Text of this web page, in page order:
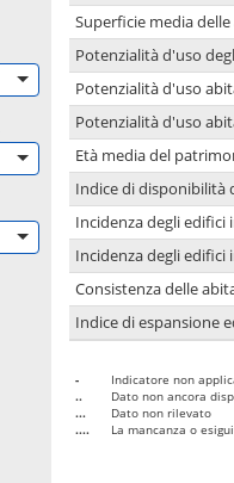
Superficie media
Potenzialità d'uso
Potenzialità d'uso
Potenzialità d'uso
Età media del
Indice di disponibilità
Incidenza degli
Incidenza degli edifici
Consistenza delle
Indice di espansione
-
Indicatore non
..
Dato non ancora
...
Dato non rilevato
....
La mancanza o